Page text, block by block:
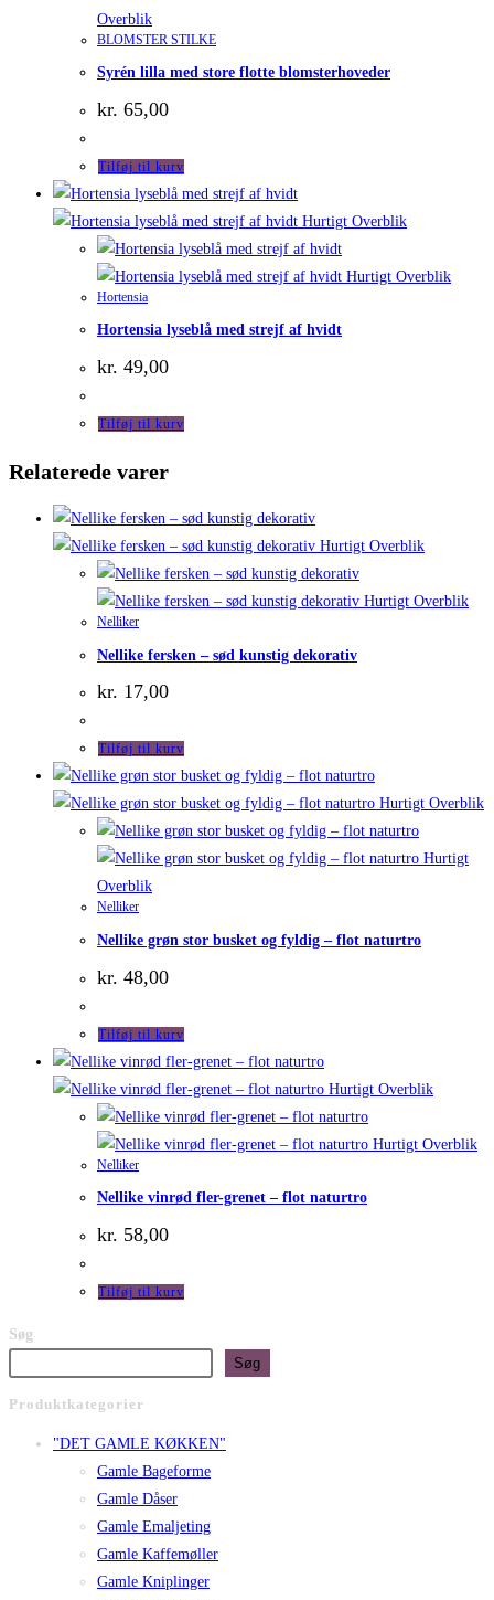
Overblik
BLOMSTER STILKE
Syrén lilla med store flotte blomsterhoveder
kr. 65,00
Tilføj til kurv
Hurtigt Overblik
Hurtigt Overblik
Hortensia
Hortensia lyseblå med strejf af hvidt
kr. 49,00
Tilføj til kurv
Relaterede varer
Hurtigt Overblik
Hurtigt Overblik
Nelliker
Nellike fersken – sød kunstig dekorativ
kr. 17,00
Tilføj til kurv
Hurtigt Overblik
Hurtigt
Overblik
Nelliker
Nellike grøn stor busket og fyldig – flot naturtro
kr. 48,00
Tilføj til kurv
Hurtigt Overblik
Hurtigt Overblik
Nelliker
Nellike vinrød fler-grenet – flot naturtro
kr. 58,00
Tilføj til kurv
Søg
Søg
Produktkategorier
"DET GAMLE KØKKEN"
Gamle Bageforme
Gamle Dåser
Gamle Emaljeting
Gamle Kaffemøller
Gamle Kniplinger